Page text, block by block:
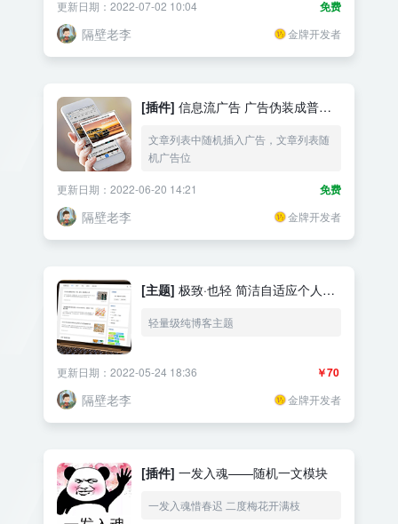
免费
更新日期：2022-07-02 10:04
隔壁老李 金牌开发者
[插件] 信息流广告 广告伪装成普通
文章列表中随机插入广告，文章列表随
机广告位
免费
更新日期：2022-06-20 14:21
隔壁老李 金牌开发者
[主题] 极致·也轻 简洁自适应个人博
轻量级纯博客主题
￥70
更新日期：2022-05-24 18:36
隔壁老李 金牌开发者
[插件] 一发入魂——随机一文模块
一发入魂惜春迟 二度梅花开满枝